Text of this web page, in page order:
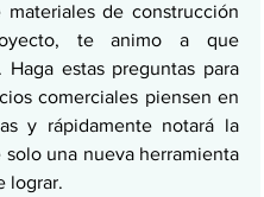
materiales de construcción
te animo a que
Haga estas preguntas para
comerciales piensen en
y rápidamente notará la
solo una nueva herramienta
lograr.